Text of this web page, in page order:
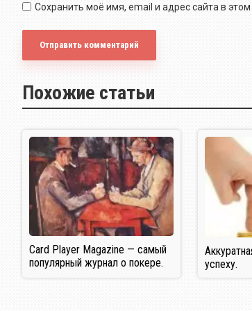
Сохранить моё имя, email и адрес сайта в
Похожие статьи
Card Player Magazine — самый
популярный журнал о покере.
успеху.